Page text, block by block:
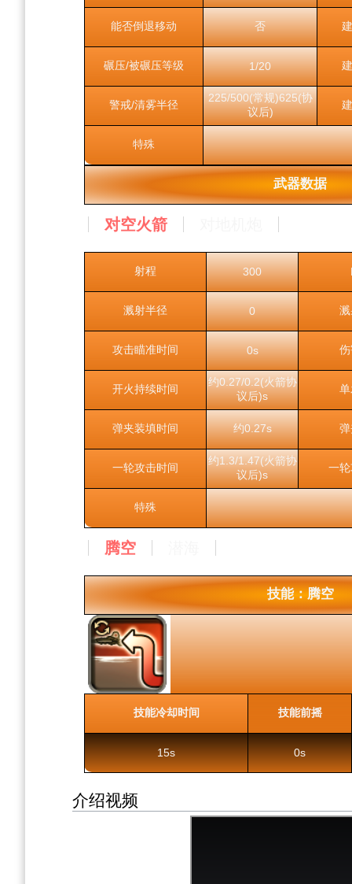
能否倒退移动 否
碾压/被碾压等级 1/20
警戒/清雾半径
225/500(常规)625(协
议后)
特殊
武器数据
对空火箭
射程 300
溅射半径 0
攻击瞄准时间 0s
开火持续时间
约0.27/0.2(火箭协
议后)s
弹夹装填时间 约0.27s
一轮攻击时间
约1.3/1.47(火箭协
议后)s
一
特殊
腾空
技能：腾空
技能冷却时间 技能前摇
15s 0s
介绍视频